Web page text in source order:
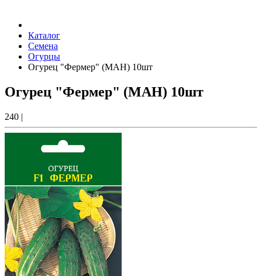
Каталог
Семена
Огурцы
Огурец "Фермер" (МАН) 10шт
Огурец "Фермер" (МАН) 10шт
240 |